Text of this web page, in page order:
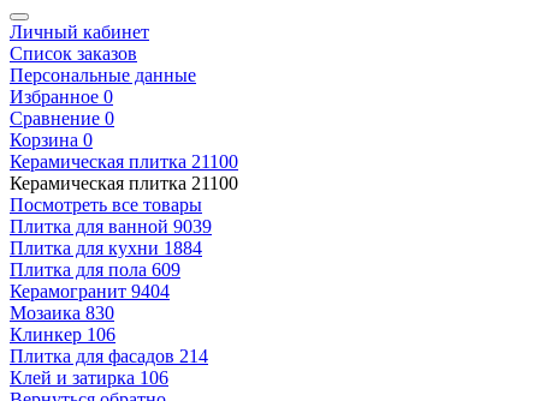
Личный кабинет
Список заказов
Персональные данные
Избранное 0
Сравнение 0
Корзина 0
Керамическая плитка 21100
Керамическая плитка 21100
Посмотреть все товары
Плитка для ванной 9039
Плитка для кухни 1884
Плитка для пола 609
Керамогранит 9404
Мозаика 830
Клинкер 106
Плитка для фасадов 214
Клей и затирка 106